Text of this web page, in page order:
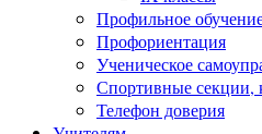
Профильное
Профориентация
Ученическое
Спортивные секции,
Телефон доверия